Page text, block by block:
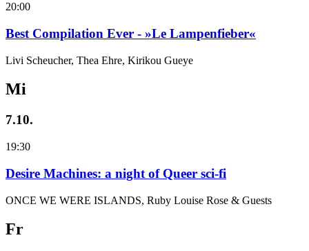
20:00
Best Compilation Ever - »Le Lampenfieber«
Livi Scheucher, Thea Ehre, Kirikou Gueye
Mi
7.10.
19:30
Desire Machines: a night of Queer sci-fi
ONCE WE WERE ISLANDS, Ruby Louise Rose & Guests
Fr